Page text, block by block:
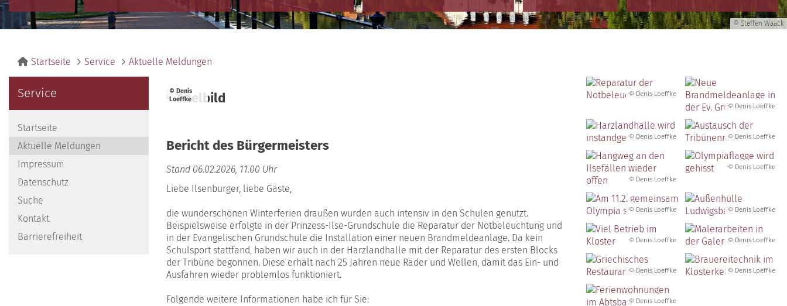
© Steffen Waack
Startseite Service Aktuelle Meldungen
Service
Startseite
Aktuelle Meldungen
Impressum
Datenschutz
Suche
Kontakt
Barrierefreiheit
© Denis
Loeffke
Bericht des Bürgermeisters
Stand 06.02.2026, 11.00 Uhr
Liebe Ilsenburger, liebe Gäste,
die wunderschönen Winterferien draußen wurden auch intensiv in den Schulen genutzt.
Beispielsweise erfolgte in der Prinzess-Ilse-Grundschule die Reparatur der Notbeleuchtung und
in der Evangelischen Grundschule die Installation einer neuen Brandmeldeanlage. Da kein
Schulsport stattfand, haben wir auch in der Harzlandhalle mit der Reparatur des ersten Blocks
der Tribüne begonnen. Diese erhält nach 25 Jahren neue Räder und Wellen, damit das Ein- und
Ausfahren wieder problemlos funktioniert.
Folgende weitere Informationen habe ich für Sie:
© Denis Loeffke
© Denis Loeffke
© Denis Loeffke © Denis Loeffke
© Denis Loeffke
© Denis Loeffke
© Denis Loeffke © Denis Loeffke
© Denis Loeffke © Denis Loeffke
© Denis Loeffke © Denis Loeffke
© Denis Loeffke